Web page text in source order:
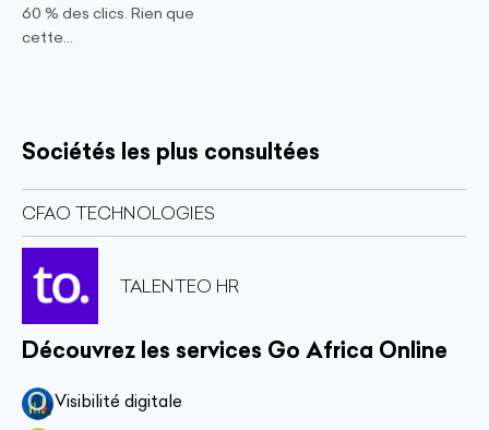
60 % des clics. Rien que
cette...
Sociétés les plus consultées
CFAO TECHNOLOGIES
TALENTEO HR
Découvrez les services Go Africa Online
Visibilité digitale